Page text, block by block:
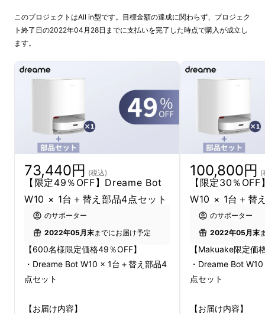
◇熱風乾燥で雑菌の繁殖やにおいにア
プローチ◇
このプロジェクトはAll in型です。目標金額の達成に関わらず、プロジェク
ト終了日の2022年04月28日までに支払いを完了した時点で購入が成立し
ます。
73,440円 (税込)
【限定49％OFF】Dreame Bot
W10 × 1台＋替え部品4点セット
のサポーター
2022年05月末までにお届け予定
【600名様限定価格49％OFF】
・Dreame Bot W10 × 1台＋替え部品4
点セット
【お届け内容】
100,800円 (
【限定30％
W10 × 1台＋替
のサポーター
2022年05月末
【Makuake限定価
・Dreame Bot
点セット
【お届け内容】